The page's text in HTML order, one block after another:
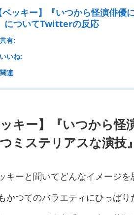
ベッキー】『いつから怪演俳
についてTwitterの反応
共有:
いいね:
関連
ッキー】『いつから
ミステリアスな演
キーと聞いてどんなイメージを
かつてのバラエティにひっぱ